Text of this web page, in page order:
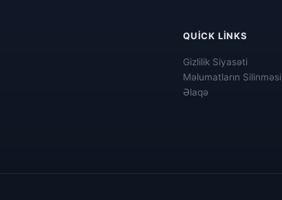
QUICK LINKS
Gizlilik Siyasəti
Məlumatların Silinməsi
Əlaqə